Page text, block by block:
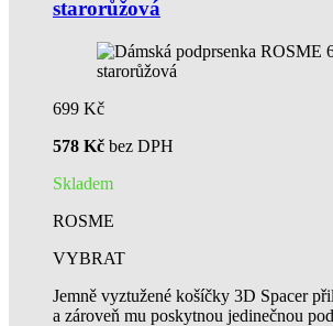
starorůžová
699 Kč
578 Kč bez DPH
Skladem
ROSME
VYBRAT
Jemně vyztužené košíčky 3D Spacer
a zároveň mu poskytnou jedinečnou